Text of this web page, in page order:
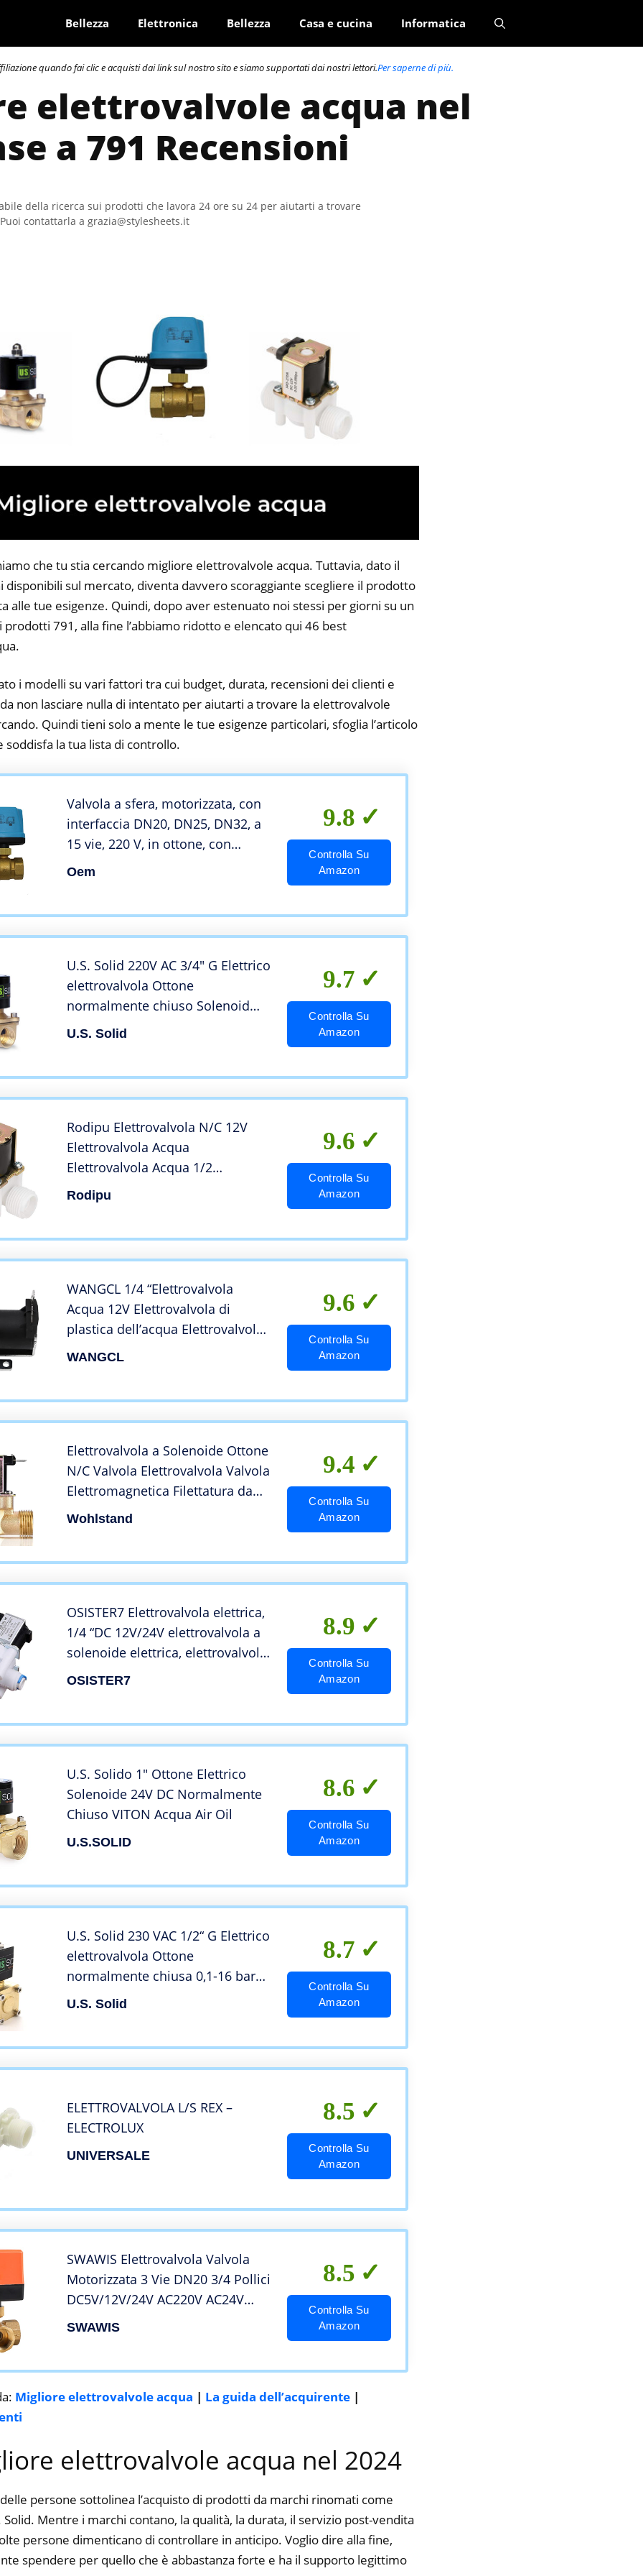
Bellezza Elettronica Bellezza Casa e cucina Informatica
quando fai clic e acquisti dai link sul nostro sito e siamo supportati dai nostri lettori.Per saperne di più.
elettrovalvole acqua nel
a 791 Recensioni
della ricerca sui prodotti che lavora 24 ore su 24 per aiutarti a trovare
contattarla a grazia@stylesheets.it
che tu stia cercando migliore elettrovalvole acqua. Tuttavia, dato il
disponibili sul mercato, diventa davvero scoraggiante scegliere il prodotto
alle tue esigenze. Quindi, dopo aver estenuato noi stessi per giorni su un
791, alla fine l’abbiamo ridotto e elencato qui 46 best
i modelli su vari fattori tra cui budget, durata, recensioni dei clienti e
non lasciare nulla di intentato per aiutarti a trovare la elettrovalvole
Quindi tieni solo a mente le tue esigenze particolari, sfoglia l’articolo
soddisfa la tua lista di controllo.
Valvola a sfera, motorizzata, con
interfaccia DN20, DN25, DN32, a
15 vie, 220 V, in ottone, con
attuatore motore.
Oem
9.8
Controlla Su
Amazon
U.S. Solid 220V AC 3/4″ G Elettrico
elettrovalvola Ottone
normalmente chiuso Solenoid
Valve Azionata direttamente Per
U.S. Solid
9.7
Controlla Su
Amazon
Rodipu Elettrovalvola N/C 12V
Elettrovalvola Acqua
Elettrovalvola Acqua 1/2
Erogatore Acqua per Lavatrice
Giardino Irrigazione A Spruzzo
Rodipu
9.6
Controlla Su
Amazon
WANGCL 1/4 “Elettrovalvola
Acqua 12V Elettrovalvola di
plastica dell’acqua Elettrovalvola
elettrica per erogatore di acqua
WANGCL
9.6
Controlla Su
Amazon
Elettrovalvola a Solenoide Ottone
N/C Valvola Elettrovalvola Valvola
Elettromagnetica Filettatura da
1/2″ AC 220V Elettrovalvola a
Wohlstand
9.4
Controlla Su
Amazon
OSISTER7 Elettrovalvola elettrica,
1/4 “DC 12V/24V elettrovalvola a
solenoide elettrica, elettrovalvola
elettrica per acqua normalmente
OSISTER7
8.9
Controlla Su
Amazon
U.S. Solido 1″ Ottone Elettrico
Solenoide 24V DC Normalmente
Chiuso VITON Acqua Air Oil
U.S.SOLID
8.6
Controlla Su
Amazon
U.S. Solid 230 VAC 1/2“ G Elettrico
elettrovalvola Ottone
normalmente chiusa 0,1-16 bar
Per Acqua Aria Olio, VITION, Tipo
U.S. Solid
8.7
Controlla Su
Amazon
ELETTROVALVOLA L/S REX –
ELECTROLUX
UNIVERSALE
8.5
Controlla Su
Amazon
SWAWIS Elettrovalvola Valvola
Motorizzata 3 Vie DN20 3/4 Pollici
DC5V/12V/24V AC220V AC24V
Valvola a Sfera Elettrica Valvola a
SWAWIS
8.5
Controlla Su
Amazon
Migliore elettrovalvole acqua | La guida dell’acquirente |
elettrovalvole acqua nel 2024
persone sottolinea l’acquisto di prodotti da marchi rinomati come
Solid. Mentre i marchi contano, la qualità, la durata, il servizio post-vendita
persone dimenticano di controllare in anticipo. Voglio dire alla fine,
spendere per quello che è abbastanza forte e ha il supporto legittimo